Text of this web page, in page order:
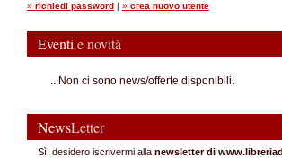
» richiedi password | » crea nuovo utente
Eventi e novità
...Non ci sono news/offerte disponibili.
NewsLetter
Sì, desidero iscrivermi alla newsletter di